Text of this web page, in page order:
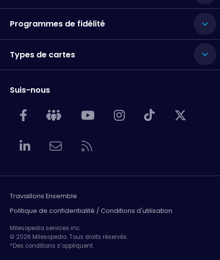
Programmes de fidélité
Types de cartes
Suis-nous
Travaillons Ensemble
Politique de confidentialité / Conditions d'utilisation
Milesopedia services inc.
© 2026 Milesopedia. Tous droits réservés.
*Des conditions s’appliquent.